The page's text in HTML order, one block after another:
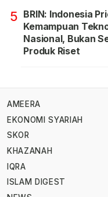
5 BRIN: Indonesia
Kemampuan
Nasional, Bukan
Produk Riset
AMEERA
EKONOMI SYARIAH
SKOR
KHAZANAH
IQRA
ISLAM DIGEST